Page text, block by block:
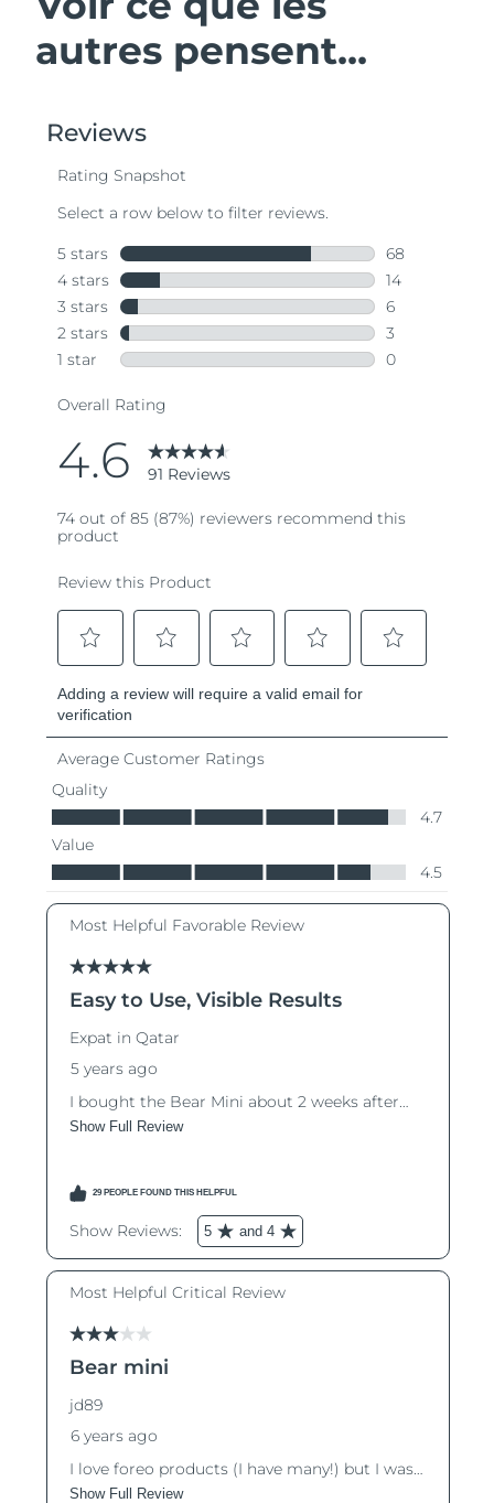
autres pensent...